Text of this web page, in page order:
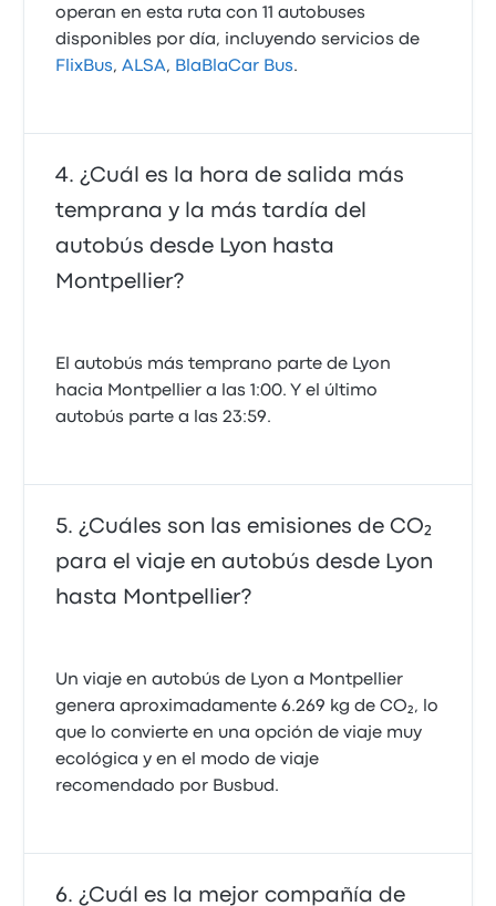
operan en esta ruta con 11 autobuses
disponibles por día, incluyendo servicios de
FlixBus,ALSA, BlaBlaCar Bus.
¿Cuál es la hora de salida más
temprana y la más tardía del
autobús desde Lyon hasta
Montpellier?
El autobús más temprano parte de Lyon
hacia Montpellier a las 1:00. Y el último
autobús parte a las 23:59.
¿Cuáles son las emisiones de CO₂
para el viaje en autobús desde Lyon
hasta Montpellier?
Un viaje en autobús de Lyon a Montpellier
genera aproximadamente 6.269 kg de CO₂, lo
que lo convierte en una opción de viaje muy
ecológica y en el modo de viaje
recomendado por Busbud.
¿Cuál es la mejor compañía de